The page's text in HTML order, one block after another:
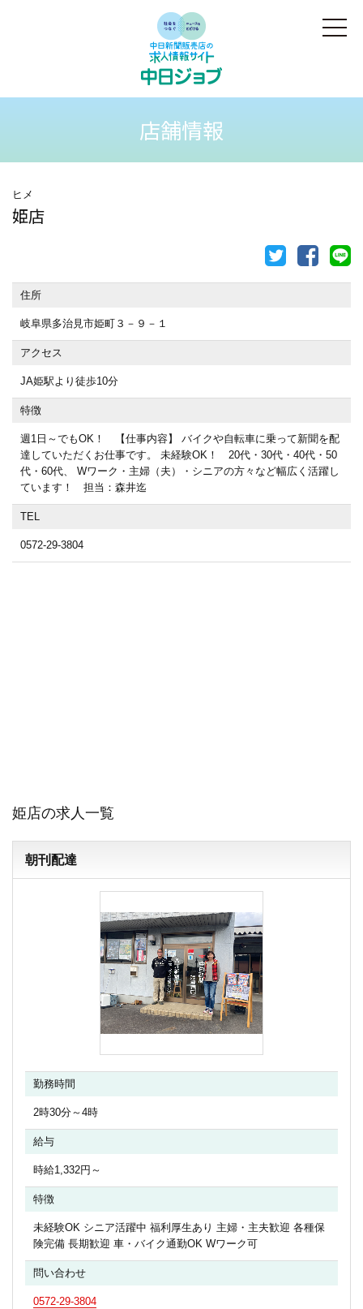
店舗情報
ヒメ
姫店
住所
岐阜県多治見市姫町３－９－１
アクセス
JA姫駅より徒歩10分
特徴
週1日～でもOK！ 【仕事内容】 バイクや自転車に乗って新聞を配
達していただくお仕事です。 未経験OK！ 20代・30代・40代・50
代・60代、 Wワーク・主婦（夫）・シニアの方々など幅広く活躍し
ています！ 担当：森井迄
TEL
0572-29-3804
姫店の求人一覧
朝刊配達
勤務時間
2時30分～4時
給与
時給1,332円～
特徴
未経験OK シニア活躍中 福利厚生あり 主婦・主夫歓迎 各種保
険完備 長期歓迎 車・バイク通勤OK Wワーク可
問い合わせ
0572-29-3804